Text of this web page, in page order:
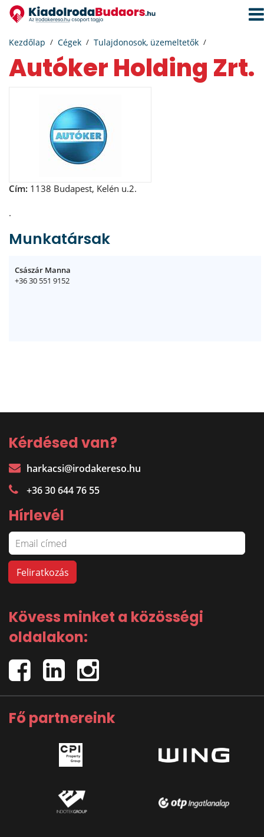
Kezdőlap Cégek Tulajdonosok, üzemeltetők
Autóker Holding Zrt.
Cím: 1138 Budapest, Kelén u.2.
.
Munkatársak
Császár Manna
+36 30 551 9152
Kérdésed van?
harkacsi@irodakereso.hu
+36 30 644 76 55
Hírlevél
Kövess minket a közösségi
oldalakon:
Fő partnereink